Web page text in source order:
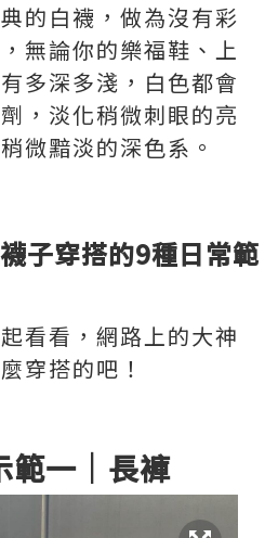
的白襪，做為沒有彩
無論你的樂福鞋、上
多深多淺，白色都會
，淡化稍微刺眼的亮
微黯淡的深色系。
子穿搭的9種日常範
看看，網路上的大神
穿搭的吧！
範一｜長褲